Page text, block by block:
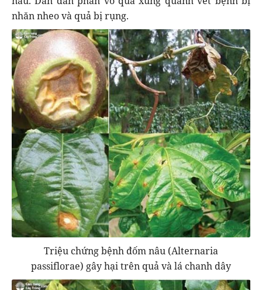
nhăn nheo và quả bị rụng.
Triệu chứng bệnh đốm nâu (Alternaria
passiflorae) gây hại trên quả và lá chanh dây